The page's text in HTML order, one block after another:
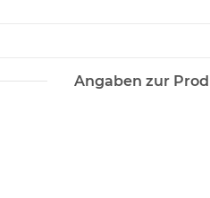
Angaben zur